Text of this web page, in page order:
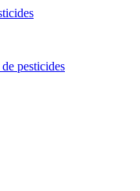
pesticides